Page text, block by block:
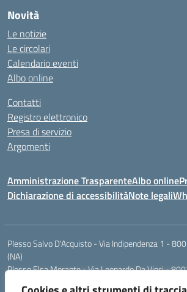
Novità
Le notizie
Le circolari
Calendario eventi
Albo online
Contatti
Registro elettronico
Presa di servizio
Argomenti
Amministrazione TrasparenteAlbo online
Dichiarazione di accessibilitàNote legali
Plesso Salvo D'Acquisto - Via Indipendenza 1 -
(NA)
Plesso Elsa Morante - Via Leonardo Da Vinci -